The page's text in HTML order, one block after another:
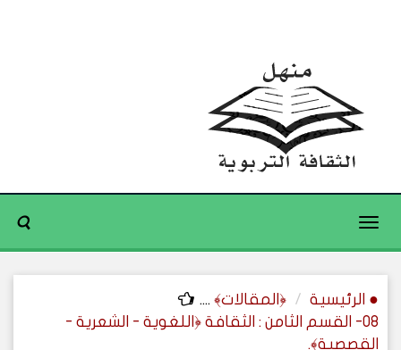
Toggle
● الرئيسية ﴿المقالات﴾ ....
08- القسم الثامن : الثقافة ﴿اللغوية - الشعرية -
القصصية﴾.